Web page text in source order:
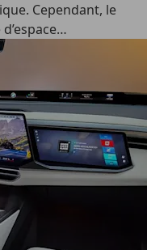
Cependant, le